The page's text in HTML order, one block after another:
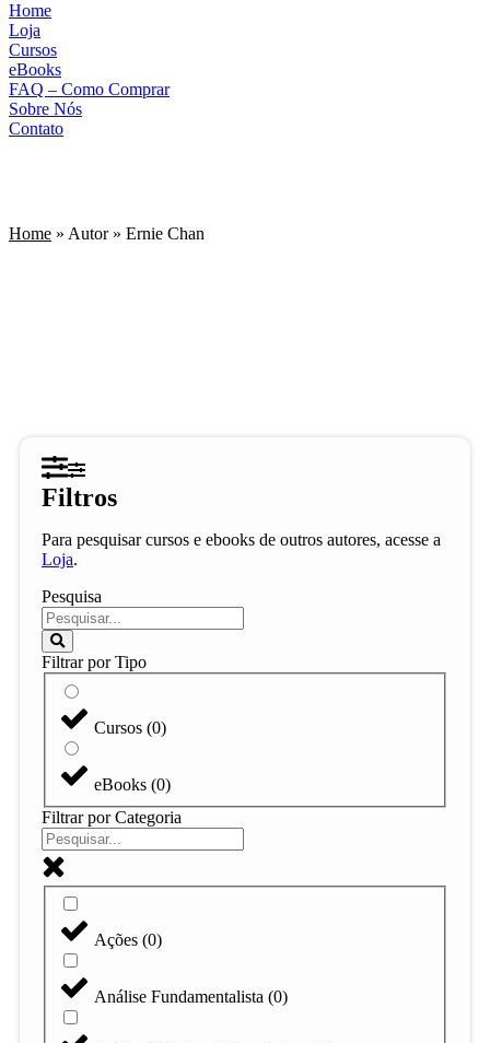
Home
Loja
Cursos
eBooks
FAQ – Como Comprar
Sobre Nós
Contato
Home » Autor» Ernie Chan
Filtros
Para pesquisar cursos e ebooks de outros autores, acesse a
Loja.
Pesquisa
Filtrar por Tipo
Cursos (0)
eBooks (0)
Filtrar por Categoria
Ações (0)
Análise Fundamentalista (0)